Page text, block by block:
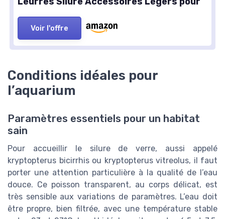
Voir l'offre
Conditions idéales pour
l’aquarium
Paramètres essentiels pour un habitat
sain
Pour accueillir le silure de verre, aussi appelé
kryptopterus bicirrhis ou kryptopterus vitreolus, il faut
porter une attention particulière à la qualité de l’eau
douce. Ce poisson transparent, au corps délicat, est
très sensible aux variations de paramètres. L’eau doit
être propre, bien filtrée, avec une température stable